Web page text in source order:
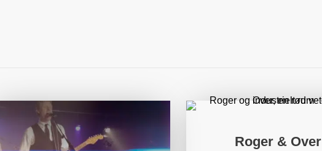
Roger & Over